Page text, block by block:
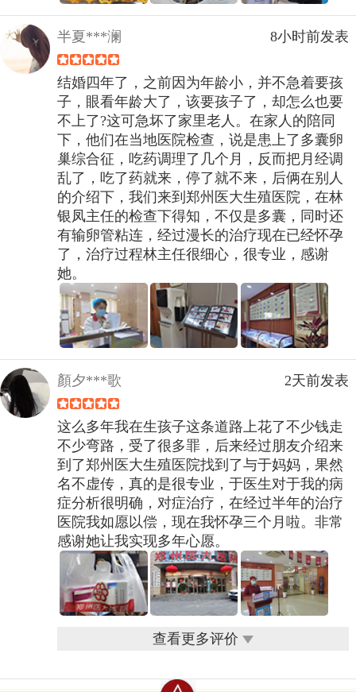
半夏***澜 8小时前发表
结婚四年了，之前因为年龄小，并不急着要孩
子，眼看年龄大了，该要孩子了，却怎么也要
不上了?这可急坏了家里老人。在家人的陪同
下，他们在当地医院检查，说是患上了多囊卵
巢综合征，吃药调理了几个月，反而把月经调
乱了，吃了药就来，停了就不来，后俩在别人
的介绍下，我们来到郑州医大生殖医院，在林
银凤主任的检查下得知，不仅是多囊，同时还
有输卵管粘连，经过漫长的治疗现在已经怀孕
了，治疗过程林主任很细心，很专业，感谢
她。
顏夕***歌 2天前发表
这么多年我在生孩子这条道路上花了不少钱走
不少弯路，受了很多罪，后来经过朋友介绍来
到了郑州医大生殖医院找到了与于妈妈，果然
名不虚传，真的是很专业，于医生对于我的病
症分析很明确，对症治疗，在经过半年的治疗
医院我如愿以偿，现在我怀孕三个月啦。非常
感谢她让我实现多年心愿。
查看更多评价